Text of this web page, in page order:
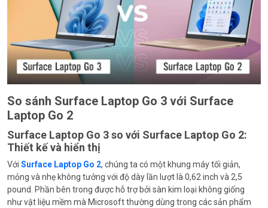
So sánh Surface Laptop Go 3 với Surface
Laptop Go 2
Surface Laptop Go 3 so với Surface Laptop Go 2:
Thiết kế và hiển thị
Với Surface Laptop Go 2, chúng ta có một khung máy tối giản,
mỏng và nhẹ không tưởng với độ dày lần lượt là 0,62 inch và 2,5
pound. Phần bên trong được hỗ trợ bởi sàn kim loại không giống
như vật liệu mềm mà Microsoft thường dùng trong các sản phẩm